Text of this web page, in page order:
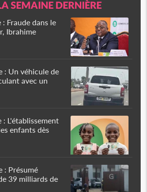
SEMAINE DERNIÈRE
Fraude dans le
Ibrahime
: Un véhicule de
avec un
L'établissement
enfants dès
: Présumé
39 milliards de